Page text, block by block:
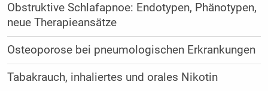
Obstruktive Schlafapnoe: Endotypen, Phänotypen,
neue Therapieansätze
Osteoporose bei pneumologischen Erkrankungen
Tabakrauch, inhaliertes und orales Nikotin